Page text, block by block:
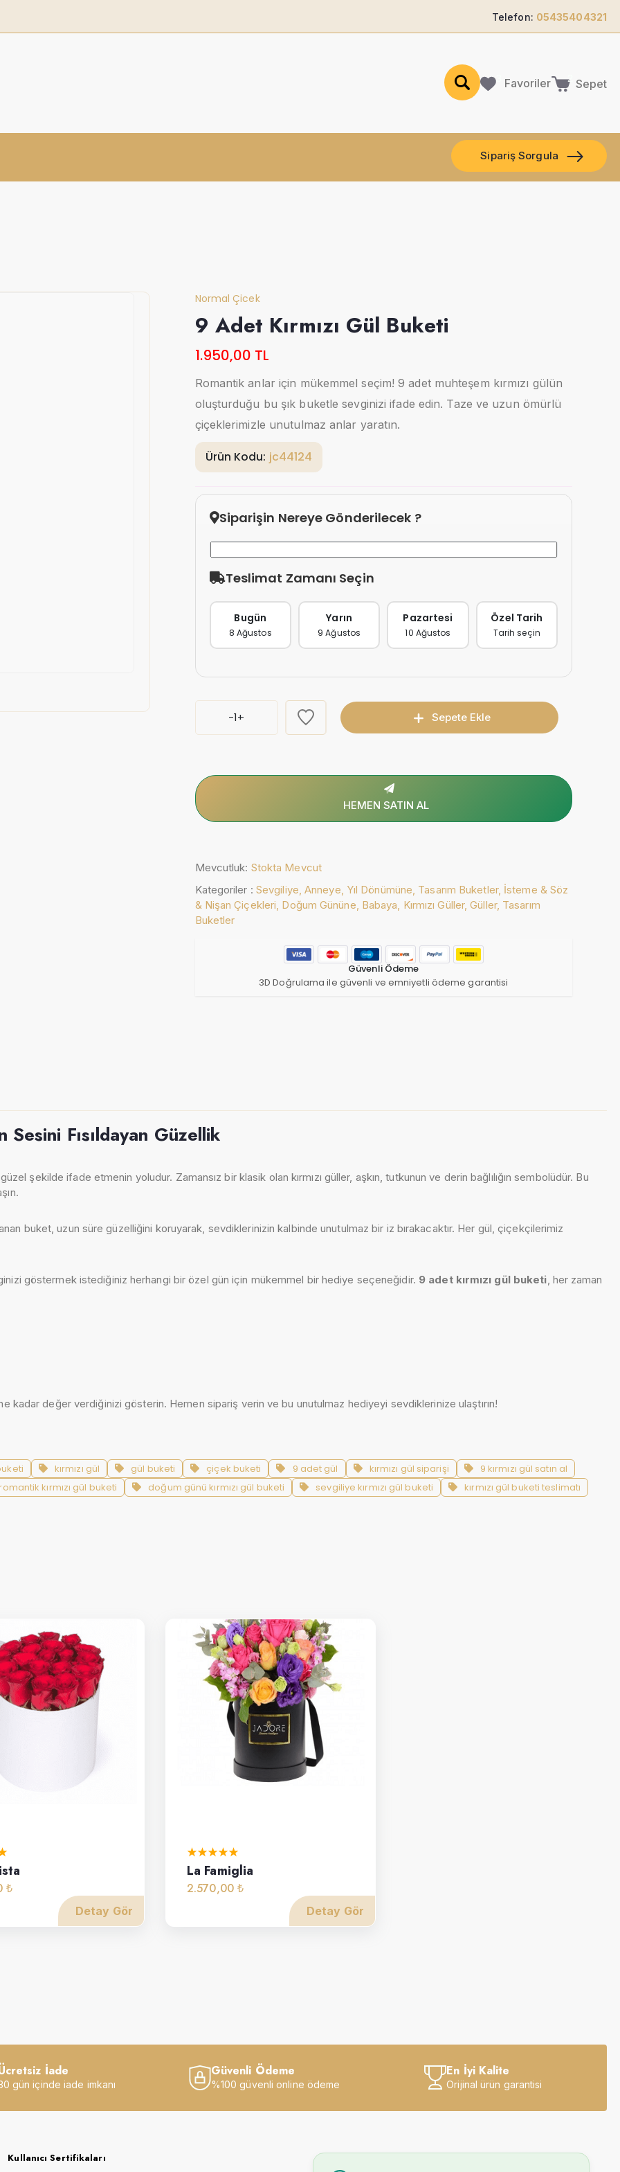
Telefon: 05435404321
Favoriler Sepet
Sipariş Sorgula
Normal Çicek
9 Adet Kırmızı Gül Buketi
1.950,00 TL
Romantik anlar için mükemmel seçim! 9 adet muhteşem kırmızı gülün
oluşturduğu bu şık buketle sevginizi ifade edin. Taze ve uzun ömürlü
çiçeklerimizle unutulmaz anlar yaratın.
Ürün Kodu: jc44124
Siparişin Nereye Gönderilecek ?
Teslimat Zamanı Seçin
Bugün
8 Ağustos
Yarın
9 Ağustos
Pazartesi
10 Ağustos
Özel Tarih
Tarih seçin
-1+ Sepete Ekle
HEMEN SATIN AL
Mevcutluk: Stokta Mevcut
Kategoriler : Sevgiliye,Anneye, Yıl Dönümüne, Tasarım Buketler, İsteme & Söz
& Nişan Çiçekleri, Doğum Gününe, Babaya, Kırmızı Güller,Güller, Tasarım
Buketler
Güvenli Ödeme
3D Doğrulama ile güvenli ve emniyetli ödeme garantisi
Fısıldayan Güzellik
şekilde ifade etmenin yoludur. Zamansız bir klasik olan kırmızı güller, aşkın, tutkunun ve derin bağlılığın sembolüdür. Bu
buket, uzun süre güzelliğini koruyarak, sevdiklerinizin kalbinde unutulmaz bir iz bırakacaktır. Her gül, çiçekçilerimiz
göstermek istediğiniz herhangi bir özel gün için mükemmel bir hediye seçeneğidir. 9 adet kırmızı gül buketi , her zaman
kadar değer verdiğinizi gösterin. Hemen sipariş verin ve bu unutulmaz hediyeyi sevdiklerinize ulaştırın!
kırmızı gül gül buketi çiçek buketi 9 adet gül kırmızı gül siparişi
9 kırmızı gül satın al
kırmızı gül buketi doğum günü kırmızı gül buketi sevgiliye kırmızı gül buketi kırmızı gül buketi teslimatı
₺
Detay Gör
La Famiglia
2.570,00 ₺
Detay Gör
İade
gün içinde iade imkanı
Güvenli Ödeme
%100 güvenli online ödeme
En İyi Kalite
Orijinal ürün garantisi
Kullanıcı Sertifikaları